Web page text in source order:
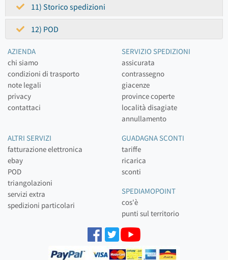
11) Storico spedizioni
12) POD
AZIENDA
chi siamo
condizioni di trasporto
note legali
privacy
contattaci
SERVIZIO SPEDIZIONI
assicurata
contrassegno
giacenze
province coperte
località disagiate
annullamento
ALTRI SERVIZI
fatturazione elettronica
ebay
POD
triangolazioni
servizi extra
spedizioni particolari
GUADAGNA SCONTI
tariffe
ricarica
sconti
SPEDIAMOPOINT
cos'è
punti sul territorio